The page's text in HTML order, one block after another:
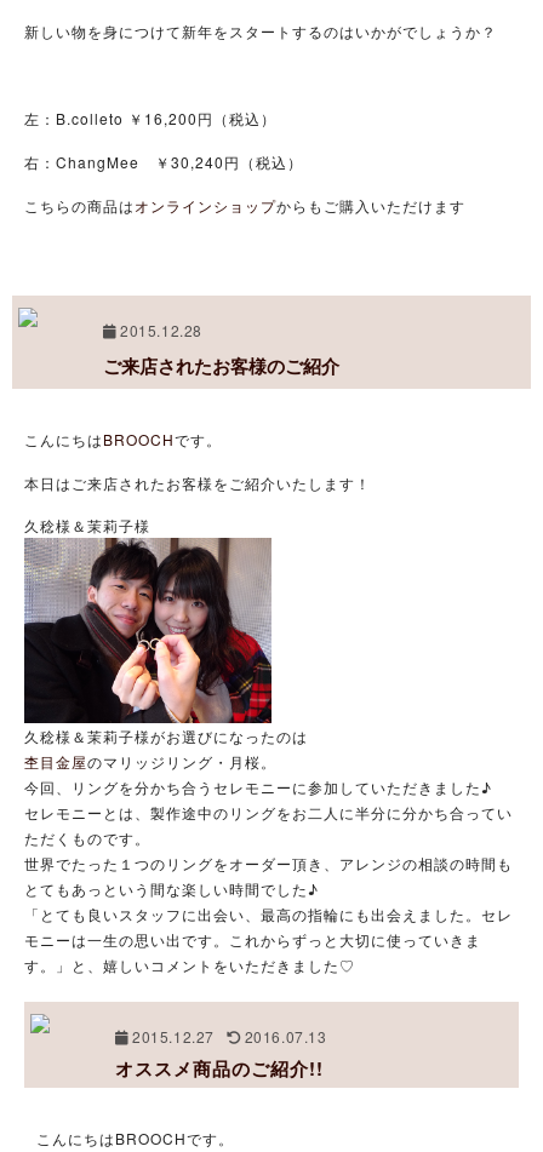
新しい物を身につけて新年をスタートするのはいかがでしょうか？
左：B.colleto ￥16,200円（税込）
右：ChangMee ￥30,240円（税込）
こちらの商品はオンラインショップからもご購入いただけます
2015.12.28
ご来店されたお客様のご紹介
こんにちはBROOCHです。
本日はご来店されたお客様をご紹介いたします！
久稔様＆茉莉子様
久稔様＆茉莉子様がお選びになったのは
杢目金屋のマリッジリング・月桜。
今回、リングを分かち合うセレモニーに参加していただきました♪
セレモニーとは、製作途中のリングをお二人に半分に分かち合ってい
ただくものです。
世界でたった１つのリングをオーダー頂き、アレンジの相談の時間も
とてもあっという間な楽しい時間でした♪
「とても良いスタッフに出会い、最高の指輪にも出会えました。セレ
モニーは一生の思い出です。これからずっと大切に使っていきま
す。」と、嬉しいコメントをいただきました♡
2015.12.27 2016.07.13
オススメ商品のご紹介!!
こんにちはBROOCHです。